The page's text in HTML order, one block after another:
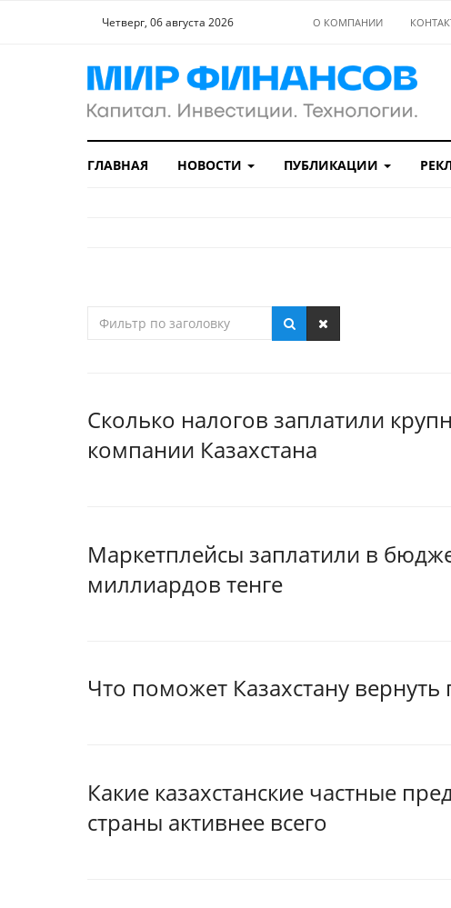
Четверг, 06 августа 2026 О КОМПАНИИ
ГЛАВНАЯ НОВОСТИ ПУБЛИКАЦИИ
Сколько налогов заплатили
компании Казахстана
Маркетплейсы заплатили в
миллиардов тенге
Что поможет Казахстану вернуть
Какие казахстанские частные
страны активнее всего